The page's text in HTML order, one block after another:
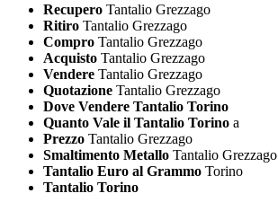
Recupero Tantalio Grezzago
Ritiro Tantalio Grezzago
Compro Tantalio Grezzago
Acquisto Tantalio Grezzago
Vendere Tantalio Grezzago
Quotazione Tantalio Grezzago
Dove Vendere Tantalio Torino
Quanto Vale il Tantalio Torino a
Prezzo Tantalio Grezzago
Smaltimento Metallo Tantalio Grezzago
Tantalio Euro al Grammo Torino
Tantalio Torino